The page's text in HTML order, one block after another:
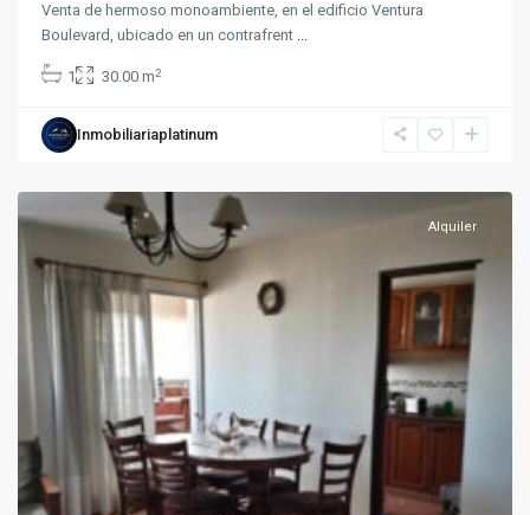
Venta de hermoso monoambiente, en el edificio Ventura
Boulevard, ubicado en un contrafrent ...
1 30.00 m2
Inmobiliariaplatinum
Alquiler